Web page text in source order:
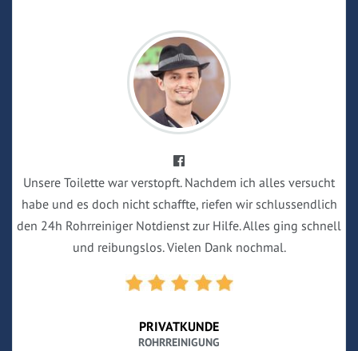
Unsere Toilette war verstopft. Nachdem ich alles versucht
habe und es doch nicht schaffte, riefen wir schlussendlich
den 24h Rohrreiniger Notdienst zur Hilfe. Alles ging schnell
und reibungslos. Vielen Dank nochmal.
PRIVATKUNDE
ROHRREINIGUNG